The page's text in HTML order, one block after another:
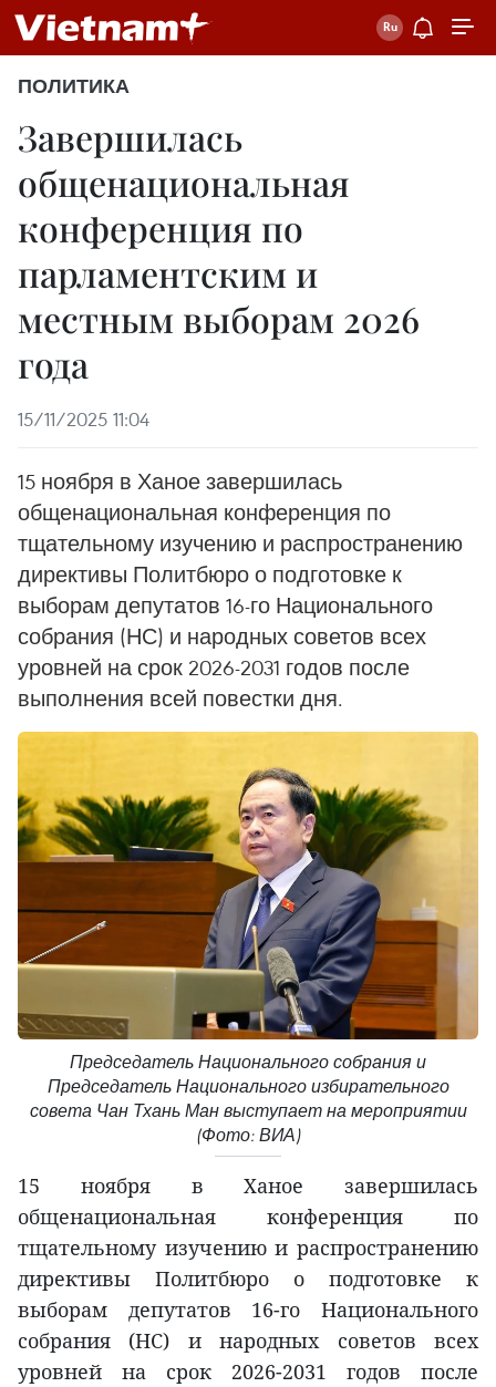
ПОЛИТИКА
Завершилась
общенациональная
конференция по
парламентским и
местным выборам 2026
года
15/11/2025 11:04
15 ноября в Ханое завершилась
общенациональная конференция по
тщательному изучению и распространению
директивы Политбюро о подготовке к
выборам депутатов 16-го Национального
собрания (НС) и народных советов всех
уровней на срок 2026-2031 годов после
выполнения всей повестки дня.
Председатель Национального собрания и
Председатель Национального избирательного
совета Чан Тхань Ман выступает на мероприятии
(Фото: ВИА)
15 ноября в Ханое завершилась
общенациональная конференция по
тщательному изучению и распространению
директивы Политбюро о подготовке к
выборам депутатов 16-го Национального
собрания (НС) и народных советов всех
уровней на срок 2026-2031 годов после